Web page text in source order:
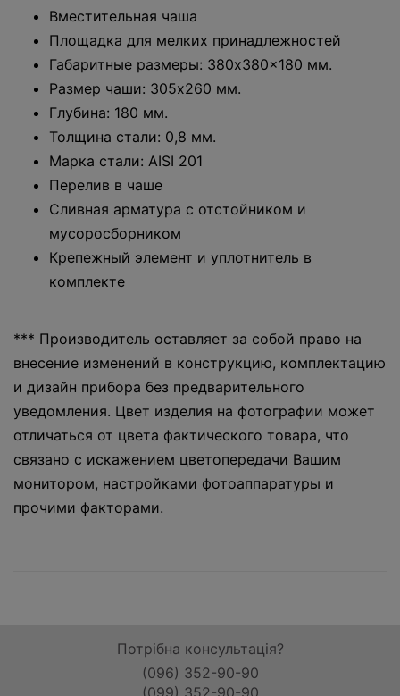
Вместительная чаша
Площадка для мелких принадлежностей
Габаритные размеры: 380x380x180 мм.
Размер чаши: 305x260 мм.
Глубина: 180 мм.
Толщина стали: 0,8 мм.
Марка стали: AISI 201
Перелив в чаше
Сливная арматура с отстойником и
мусоросборником
Крепежный элемент и уплотнитель в
комплекте
*** Производитель оставляет за собой право на
внесение изменений в конструкцию, комплектацию
и дизайн прибора без предварительного
уведомления. Цвет изделия на фотографии может
отличаться от цвета фактического товара, что
связано с искажением цветопередачи Вашим
монитором, настройками фотоаппаратуры и
прочими факторами.
Потрібна консультація?
(096) 352-90-90